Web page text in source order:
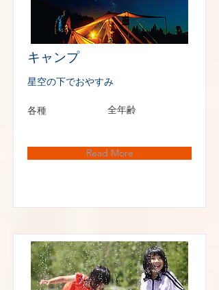
キャンプ
星空の下でおやすみ
各種 全年齢
Read More